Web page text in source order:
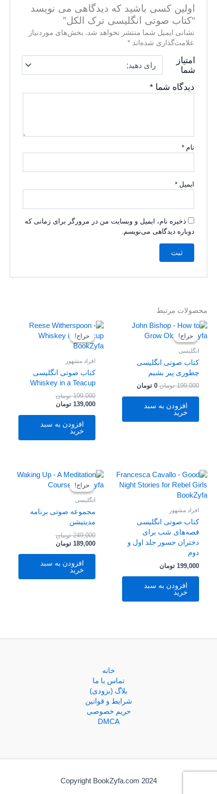
اولین کسی باشید که دیدگاهی می نویسد
“کتاب صوتی انگلیسی ترک الکل”
نشانی ایمیل شما منتشر نخواهد شد. بخش‌های موردنیاز
علامت‌گذاری شده‌اند*
امتیاز
شما
دیدگاه شما*
نام*
ایمیل*
ذخیره نام، ایمیل و وبسایت من در مرورگر برای زمانی که
دوباره دیدگاهی می‌نویسم.
محصولات مرتبط
حراج!
حراج!
انگلیسی
کتاب صوتی انگلیسی
چطوری پیر بشیم
199,000 تومان
قیمت
اصلی
0 تومان
قیمت
افزودن به سبد
خرید
حراج!
حراج!
افراد مشهور
کتاب صوتی انگلیسی
Whiskey in a Teacup
199,000 تومان
قیمت
اصلی
139,000 تومان
قیمت
فعلی
افزودن به سبد
خرید
افراد مشهور
کتاب صوتی انگلیسی
قصه‌های شب برای
دختران جسور جلد اول و
دوم
199,000 تومان
افزودن به سبد
خرید
حراج!
حراج!
انگلیسی
مجموعه صوتی برنامه
مدیتیشن
249,000 تومان
قیمت
اصلی
189,000 تومان
قیمت
فعلی
افزودن به سبد
خرید
خانه
تماس با ما
بلاگ (بزودی)
شرایط و قوانین
حریم خصوصی
DMCA
Copyright BookZyfa.com 2024